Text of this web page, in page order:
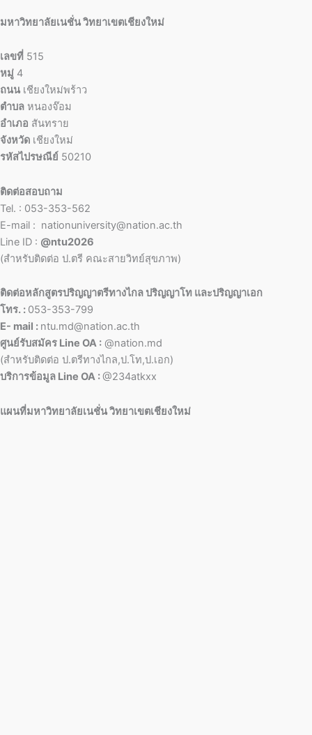
มหาวิทยาลัยเนชั่น วิทยาเขตเชียงใหม่
เลขที่ 515
หมู่ 4
ถนน เชียงใหม่พร้าว
ตำบล หนองจ๊อม
อำเภอ สันทราย
จังหวัด เชียงใหม่
รหัสไปรษณีย์ 50210
ติดต่อสอบถาม
Tel. : 053-353-562
E-mail : nationuniversity@nation.ac.th
Line ID : @ntu2026
(สำหรับติดต่อ ป.ตรี คณะสายวิทย์สุขภาพ)
ติดต่อหลักสูตรปริญญาตรีทางไกล ปริญญาโท และปริญญาเอก
โทร. : 053-353-799
E- mail : ntu.md@nation.ac.th
ศูนย์รับสมัคร Line OA : @nation.md
(สำหรับติดต่อ ป.ตรีทางไกล,ป.โท,ป.เอก)
บริการข้อมูล Line OA :@234atkxx
แผนที่มหาวิทยาลัยเนชั่น วิทยาเขตเชียงใหม่